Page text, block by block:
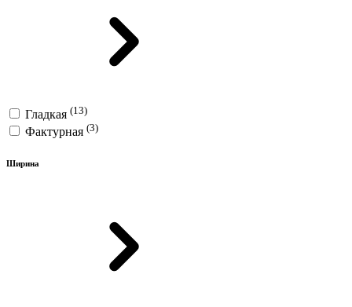
Гладкая (13)
Фактурная (3)
Ширина